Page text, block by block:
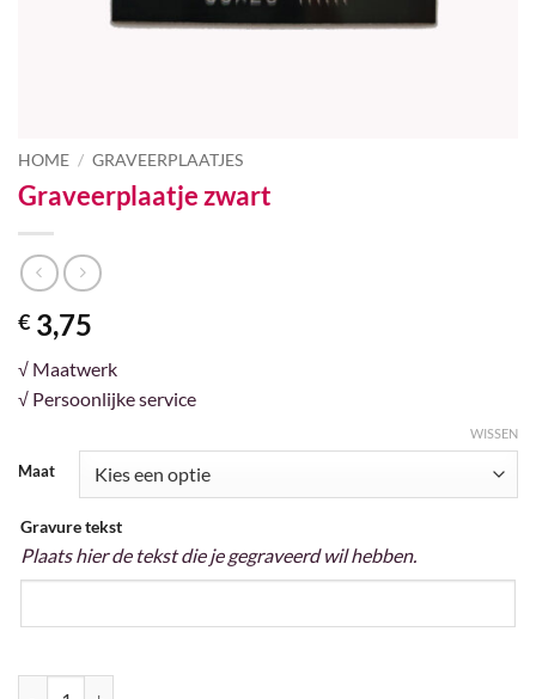
HOME / GRAVEERPLAATJES
Graveerplaatje zwart
€ 3,75
√ Maatwerk
√ Persoonlijke service
Maat
WISSEN
Gravure tekst
Plaats hier de tekst die je gegraveerd wil hebben.